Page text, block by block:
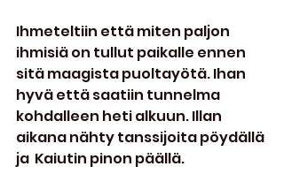
Ihmeteltiin että miten paljon
ihmisiä on tullut paikalle ennen
sitä maagista puoltayötä. Ihan
hyvä että saatiin tunnelma
kohdalleen heti alkuun. Illan
aikana nähty tanssijoita pöydällä
ja  Kaiutin pinon päällä.